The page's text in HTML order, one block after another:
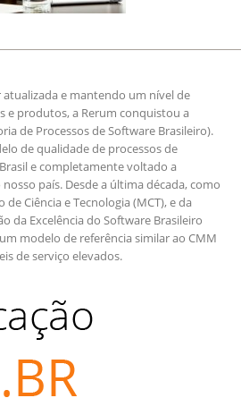
e mantendo um nível de
e produtos, a Rerum conquistou a
de Processos de Software Brasileiro).
de qualidade de processos de
e completamente voltado a
país. Desde a última década, como
Ciência e Tecnologia (MCT), e da
da Excelência do Software Brasileiro
modelo de referência similar ao CMM
de serviço elevados.